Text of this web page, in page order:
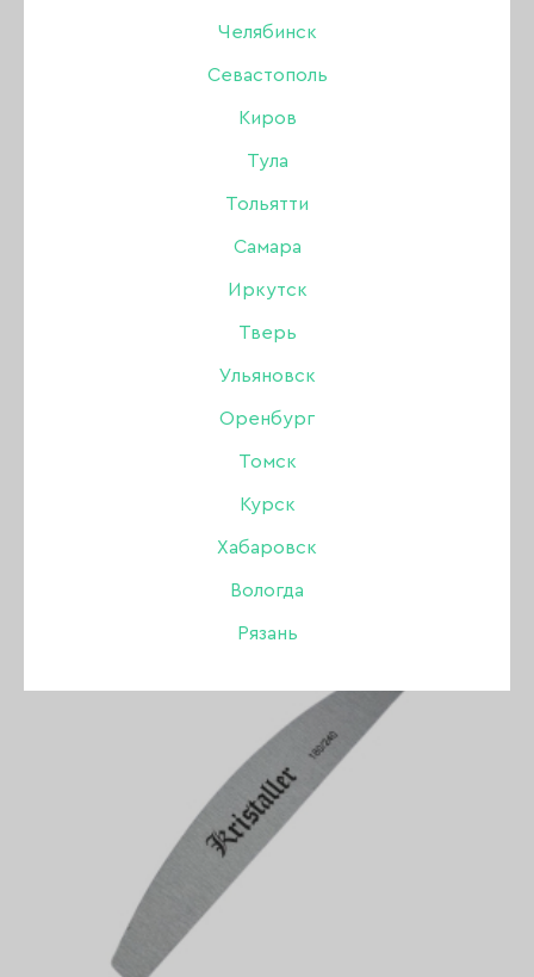
Челябинск
Севастополь
Киров
Тула
Тольятти
Самара
Иркутск
Тверь
Ульяновск
Оренбург
Томск
Курск
Хабаровск
Вологда
Рязань
БАХИЛЫ, ТАПОЧКИ, РАЗДЕЛИТЕЛИ ДЛЯ
ПАЛЬЦЕВ
КОЛПАЧКИ И ОСНОВЫ